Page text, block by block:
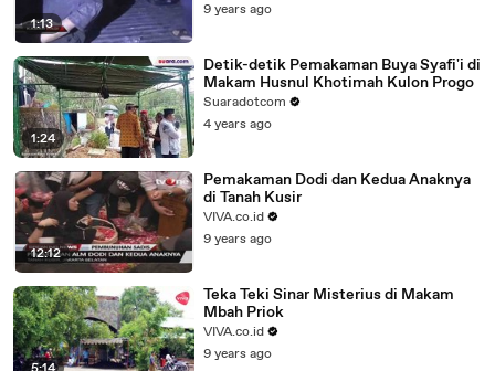
1:13
9 years ago
1:24
Detik-detik Pemakaman Buya Syafi'i di
Makam Husnul Khotimah Kulon Progo
Suaradotcom
4 years ago
12:12
Pemakaman Dodi dan Kedua Anaknya
di Tanah Kusir
VIVA.co.id
9 years ago
Teka Teki Sinar Misterius di Makam
Mbah Priok
VIVA.co.id
9 years ago